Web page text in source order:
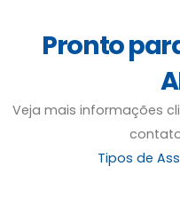
Pronto
Veja mais informações
Tipos de